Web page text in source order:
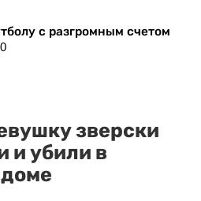
с разгромным счетом
зверски
и убили в